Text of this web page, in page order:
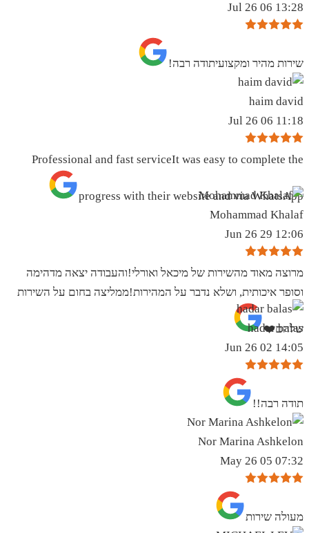
13:28 06 Jul 26
שירות מהיר ומקצועיתודה רבה!
haim david
11:18 06 Jul 26
Professional and fast serviceIt was easy to complete the
progress with their website and via WhatsApp
Mohammad Khalaf
12:06 29 Jun 26
מרוצה מאוד מהשירות של מיכאל ואורלי!והעבודה יצאה מדהימה
וסופר איכותית, ושלא נדבר על המהירות!ממליצה בחום על השירות
שלהם❤️
hadar balas
14:05 02 Jun 26
תודה רבה!!
Nor Marina Ashkelon
07:32 05 May 26
מעולה שירות